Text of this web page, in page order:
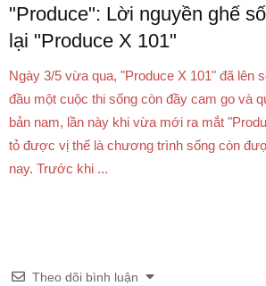
"Produce": Lời nguyền ghế
lại "Produce X 101"
Ngày 3/5 vừa qua, "Produce X 101" đã lên
đầu một cuộc thi sống còn đầy cam go và
bản nam, lần này khi vừa mới ra mắt
tỏ được vị thế là chương trình sống còn
nay. Trước khi ...
Theo dõi bình luận